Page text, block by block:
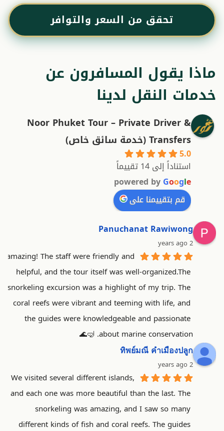
تحقق من السعر والتوافر
ماذا يقول المسافرون عن
خدمات النقل لدينا
Noor Phuket Tour – Private Driver &
Transfers (خدمة سائق خاص)
5.0
استناداً إلى 14 تقييماً
powered byGoogle
قم بتقييمنا على
Panuchanat Rawiwong
2 years ago
amazing! The staff were friendly and
helpful, and the tour itself was well-organized.The
snorkeling excursion was a highlight of my trip. The
coral reefs were vibrant and teeming with life, and
the guides were knowledgeable and passionate
about marine conservation. 🤿🌊
ทิพย์มณี คําเมืองปลูก
2 years ago
We visited several different islands,
and each one was more beautiful than the last. The
snorkeling was amazing, and I saw so many
different kinds of fish and coral reefs. The guides